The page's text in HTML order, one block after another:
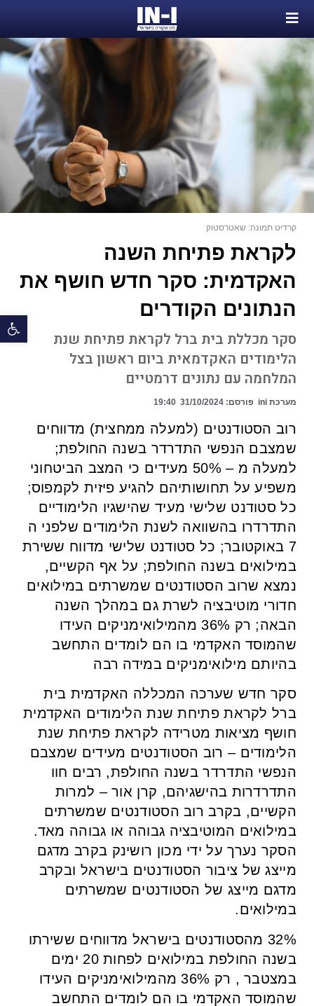
קרדיט תמונה: שאטרסטוק
לקראת פתיחת השנה
האקדמית: סקר חדש חושף את
הנתונים הקודרים
סקר מכללת בית ברל לקראת פתיחת שנת
הלימודים האקדמאית ביום ראשון בצל
המלחמה עם נתונים דרמטיים
מערכת ini פורסם: 19:40
רוב הסטודנטים (למעלה ממחצית) מדווחים
שמצבם הנפשי התדרדר בשנה החולפת;
למעלה מ – 50% מעידים כי המצב הביטחוני
משפיע על תחושותיהם להגיע פיזית לקמפוס;
כל סטודנט שלישי מעיד שהישגיו הלימודיים
התדרדרו בהשוואה לשנת הלימודים שלפני ה
7 באוקטובר; כל סטודנט שלישי מדווח ששירת
במילואים בשנה החולפת; על אף הקשיים,
נמצא שרוב הסטודנטים שמשרתים במילואים
חדורי מוטיבציה לשרת גם במהלך השנה
הבאה; רק 36% מהמילואימניקים העידו
שהמוסד האקדמי בו הם לומדים התחשב
בהיותם מילואימניקים במידה רבה
סקר חדש שערכה המכללה האקדמית בית
ברל לקראת פתיחת שנת הלימודים האקדמית
חושף מציאות מטרידה לקראת פתיחת שנת
הלימודים – רוב הסטודנטים מעידים שמצבם
הנפשי התדרדר בשנה החולפת, רבים חוו
התדרדרות בהישגיהם, קרן אור – למרות
הקשיים, בקרב רוב הסטודנטים שמשרתים
במילואים המוטיבציה גבוהה או גבוהה מאד.
הסקר נערך על ידי מכון רושינק בקרב מדגם
מייצג של ציבור הסטודנטים בישראל ובקרב
מדגם מייצג של הסטודנטים שמשרתים
במילואים.
32% מהסטודנטים בישראל מדווחים ששירתו
בשנה החולפת במילואים לפחות 20 ימים
במצטבר , רק 36% מהמילואימניקים העידו
שהמוסד האקדמי בו הם לומדים התחשב